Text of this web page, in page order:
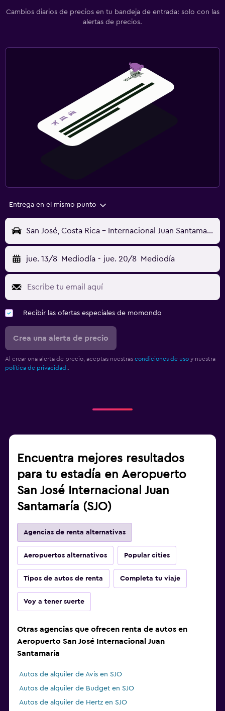
Cambios diarios de precios en tu bandeja de entrada: solo con las
alertas de precios.
Entrega en el mismo punto
San José, Costa Rica - Internacional Juan Santamaría (SJO)
jue. 13/8 Mediodía - jue. 20/8 Mediodía
Recibir las ofertas especiales de momondo
Crea una alerta de precio
Al crear una alerta de precio, aceptas nuestras condiciones de uso y nuestra
política de privacidad..
Encuentra mejores resultados
para tu estadía en Aeropuerto
San José Internacional Juan
Santamaría (SJO)
Agencias de renta alternativas
Aeropuertos alternativos Popular cities
Tipos de autos de renta Completa tu viaje
Voy a tener suerte
Otras agencias que ofrecen renta de autos en
Aeropuerto San José Internacional Juan
Santamaría
Autos de alquiler de Avis en SJO
Autos de alquiler de Budget en SJO
Autos de alquiler de Hertz en SJO